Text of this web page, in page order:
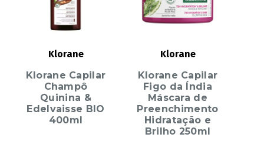
Klorane
Klorane Capilar
Champô
Quinina &
Edelvaisse BIO
400ml
Klorane
Klorane Capilar
Figo da Índia
Máscara de
Preenchimento
Hidratação e
Brilho 250ml